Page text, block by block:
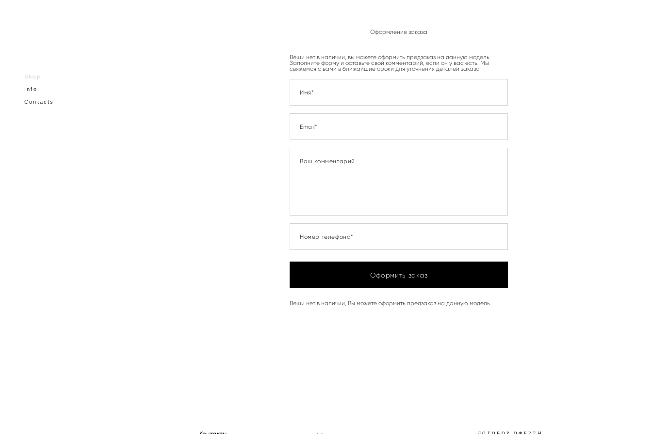
Shop
Info
Contacts
Оформление заказа
Вещи нет в наличии, вы можете оформить предзаказ на данную модель.
Заполните форму и оставьте свой комментарий, если он у вас есть. Мы
свяжемся с вами в ближайшие сроки для уточнения деталей заказа
Имя*
Email*
Ваш комментарий
Номер телефона*
Оформить заказ
Вещи нет в наличии, Вы можете оформить предзаказ на данную модель.